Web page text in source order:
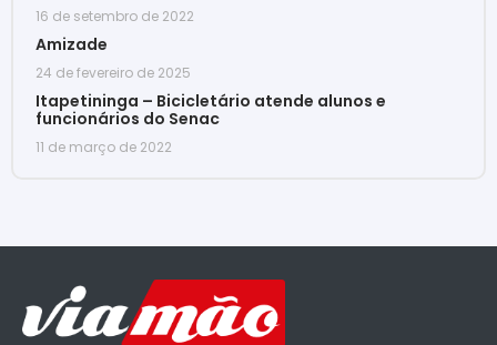
16 de setembro de 2022
Amizade
24 de fevereiro de 2025
Itapetininga – Bicicletário atende alunos e
funcionários do Senac
11 de março de 2022